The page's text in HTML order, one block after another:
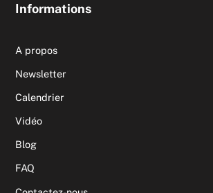
Informations
A propos
Newsletter
Calendrier
Vidéo
Blog
FAQ